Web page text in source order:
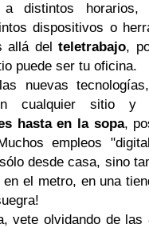
a distintos horarios,
dispositivos o
allá delteletrabajo,
puede ser tu oficina.
nuevas
cualquier sitio y
hasta en la sopa,
empleos
desde casa, sino
el metro, en una
vete olvidando de